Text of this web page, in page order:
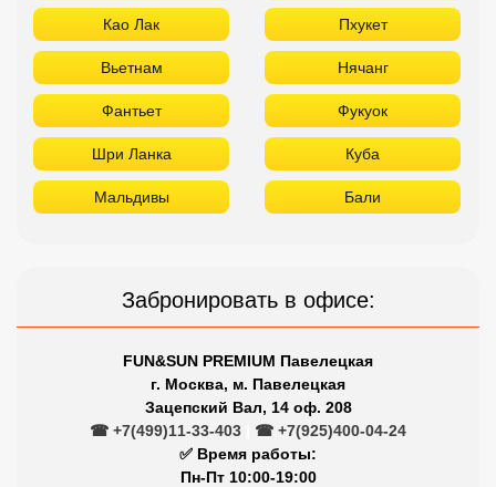
Као Лак Пхукет
Вьетнам Нячанг
Фантьет Фукуок
Шри Ланка Куба
Мальдивы Бали
Забронировать в офисе:
FUN&SUN PREMIUM Павелецкая
г. Москва, м. Павелецкая
Зацепский Вал, 14 оф. 208
☎ +7(499)11-33-403
☎ +7(925)400-04-24
✅ Время работы:
Пн-Пт 10:00-19:00